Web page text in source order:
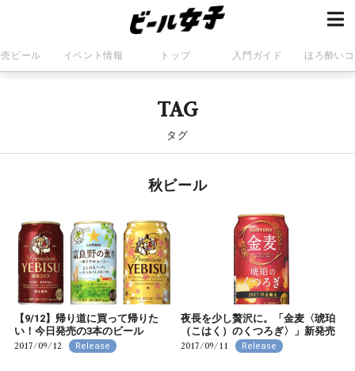
ビール イベント情報 トップ 入門ガイド ほろ酔い
TAG
タグ
秋ビール
【9/12】帰り道に買って帰りた
い！今日発売の3本のビール
2017/09/12 Release
夜長を少し贅沢に。「金麦〈琥珀
（こはく）のくつろぎ〉」新発売
2017/09/11 Release